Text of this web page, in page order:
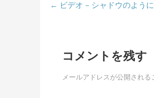
投
← ビデオ – シャドウのよう
コメントを残す
メールアドレスが公開される